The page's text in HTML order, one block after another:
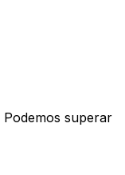
Podemos superar